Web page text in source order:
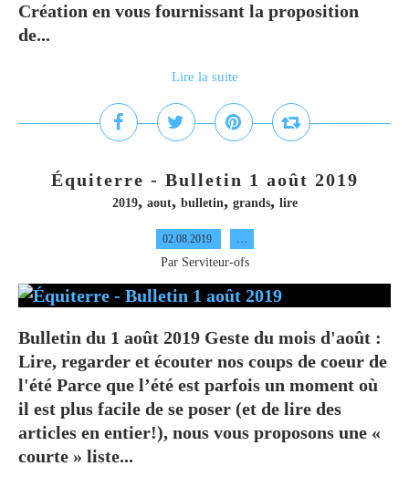
Création en vous fournissant la proposition
de...
Lire la suite
Équiterre - Bulletin 1 août 2019
2019, aout, bulletin, grands, lire
02.08.2019 …
Par Serviteur-ofs
Bulletin du 1 août 2019 Geste du mois d'août :
Lire, regarder et écouter nos coups de coeur de
l'été Parce que l’été est parfois un moment où
il est plus facile de se poser (et de lire des
articles en entier!), nous vous proposons une «
courte » liste...